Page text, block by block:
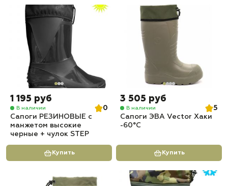
1 195 руб
В наличии
0
Сапоги РЕЗИНОВЫЕ с
манжетом высокие
черные + чулок STEP
Купить
3 505 руб
В наличии
5
Сапоги ЭВА Vector Хаки
-60°C
Купить